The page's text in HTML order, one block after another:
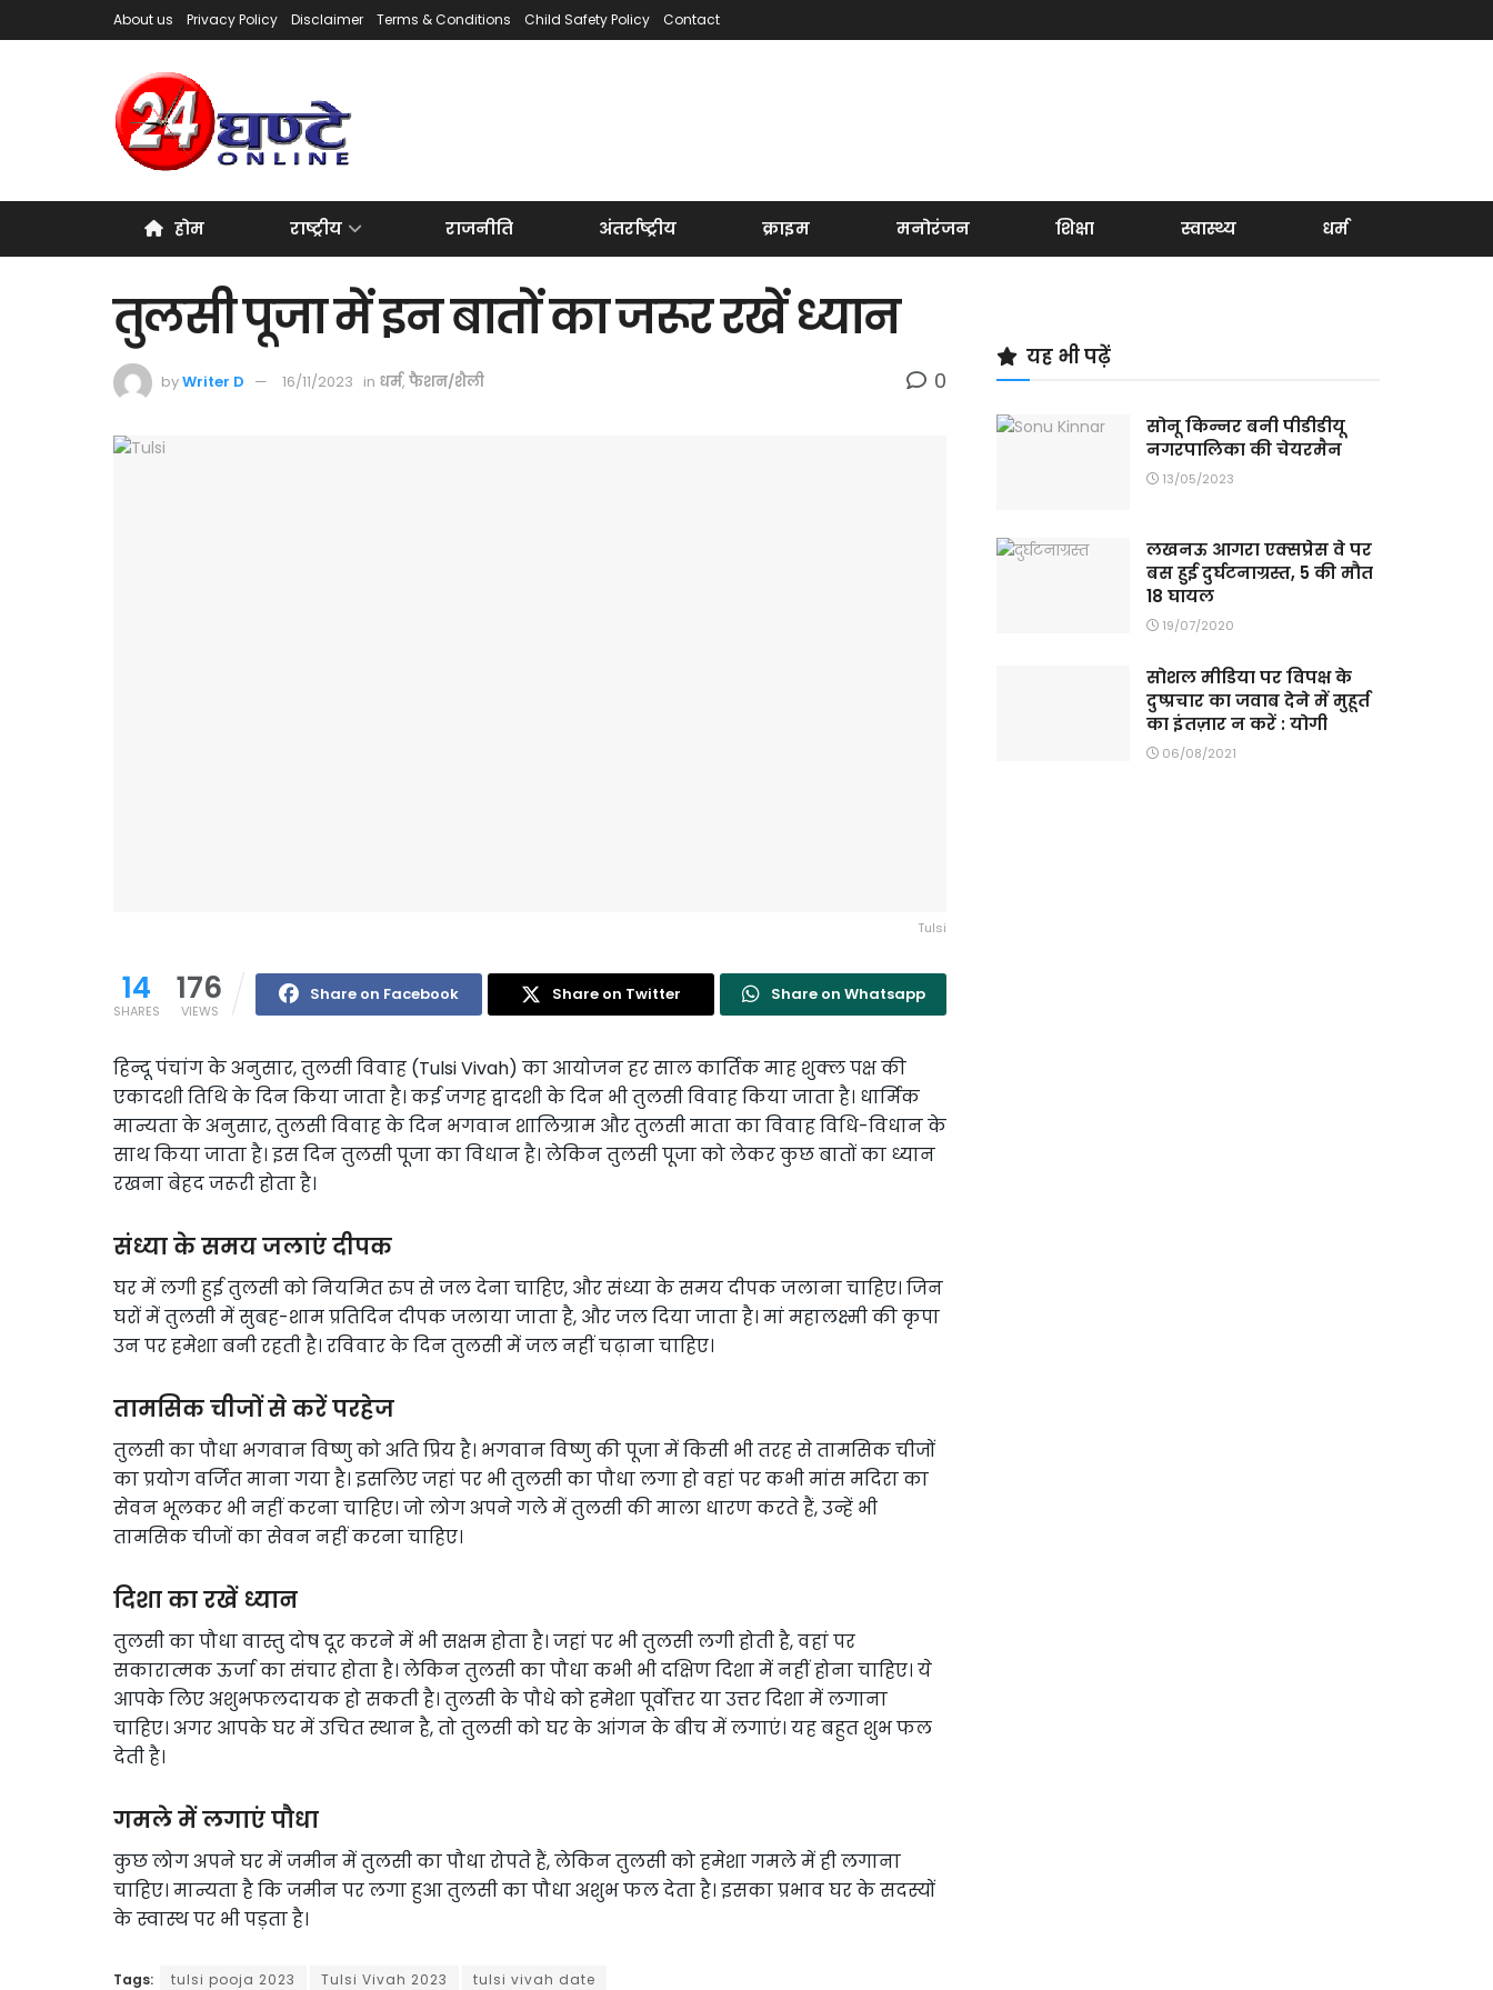
About us Privacy Policy Disclaimer Terms & Conditions Child Safety Policy Contact
होम राष्ट्रीय राजनीति अंतर्राष्ट्रीय क्राइम मनोरंजन शिक्षा स्वास्थ्य धर्म
तुलसी पूजा में इन बातों का जरूर रखें ध्यान
byWriter D 16/11/2023 in धर्म, फैशन/शैली 0
Tulsi
14
SHARES
176
VIEWS
Share on Facebook Share on Twitter Share on Whatsapp
हिन्दू पंचांग के अनुसार, तुलसी विवाह (Tulsi Vivah) का आयोजन हर साल कार्तिक माह शुक्ल पक्ष की
एकादशी तिथि के दिन किया जाता है। कई जगह द्वादशी के दिन भी तुलसी विवाह किया जाता है। धार्मिक
मान्यता के अनुसार, तुलसी विवाह के दिन भगवान शालिग्राम और तुलसी माता का विवाह विधि-विधान के
साथ किया जाता है। इस दिन तुलसी पूजा का विधान है। लेकिन तुलसी पूजा को लेकर कुछ बातों का ध्यान
रखना बेहद जरूरी होता है।
संध्या के समय जलाएं दीपक
घर में लगी हुई तुलसी को नियमित रुप से जल देना चाहिए, और संध्या के समय दीपक जलाना चाहिए। जिन
घरों में तुलसी में सुबह-शाम प्रतिदिन दीपक जलाया जाता है, और जल दिया जाता है। मां महालक्ष्मी की कृपा
उन पर हमेशा बनी रहती है। रविवार के दिन तुलसी में जल नहीं चढ़ाना चाहिए।
तामसिक चीजों से करें परहेज
तुलसी का पौधा भगवान विष्णु को अति प्रिय है। भगवान विष्णु की पूजा में किसी भी तरह से तामसिक चीजों
का प्रयोग वर्जित माना गया है। इसलिए जहां पर भी तुलसी का पौधा लगा हो वहां पर कभी मांस मदिरा का
सेवन भूलकर भी नहीं करना चाहिए। जो लोग अपने गले में तुलसी की माला धारण करते हैं, उन्हें भी
तामसिक चीजों का सेवन नहीं करना चाहिए।
दिशा का रखें ध्यान
तुलसी का पौधा वास्तु दोष दूर करने में भी सक्षम होता है। जहां पर भी तुलसी लगी होती है, वहां पर
सकारात्मक ऊर्जा का संचार होता है। लेकिन तुलसी का पौधा कभी भी दक्षिण दिशा में नहीं होना चाहिए। ये
आपके लिए अशुभफलदायक हो सकती है। तुलसी के पौधे को हमेशा पूर्वोत्तर या उत्तर दिशा में लगाना
चाहिए। अगर आपके घर में उचित स्थान है, तो तुलसी को घर के आंगन के बीच में लगाएं। यह बहुत शुभ फल
देती है।
गमले में लगाएं पौधा
कुछ लोग अपने घर में जमीन में तुलसी का पौधा रोपते हैं, लेकिन तुलसी को हमेशा गमले में ही लगाना
चाहिए। मान्यता है कि जमीन पर लगा हुआ तुलसी का पौधा अशुभ फल देता है। इसका प्रभाव घर के सदस्यों
के स्वास्थ पर भी पड़ता है।
Tags: tulsi pooja 2023 Tulsi Vivah 2023 tulsi vivah date
यह भी पढ़ें
सोनू किन्नर बनी पीडीडीयू
नगरपालिका की चेयरमैन
13/05/2023
लखनऊ आगरा एक्सप्रेस वे पर
बस हुई दुर्घटनाग्रस्त, 5 की मौत
18 घायल
19/07/2020
सोशल मीडिया पर विपक्ष के
दुष्प्रचार का जवाब देने में मुहूर्त
का इंतज़ार न करें : योगी
06/08/2021